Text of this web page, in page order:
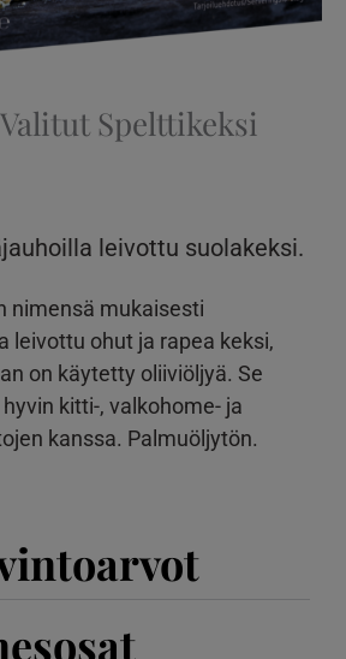
Spelttikeksi
leivottu suolakeksi.
nimensä mukaisesti
leivottu ohut ja rapea keksi,
on käytetty oliiviöljyä. Se
kitti-, valkohome- ja
kanssa. Palmuöljytön.